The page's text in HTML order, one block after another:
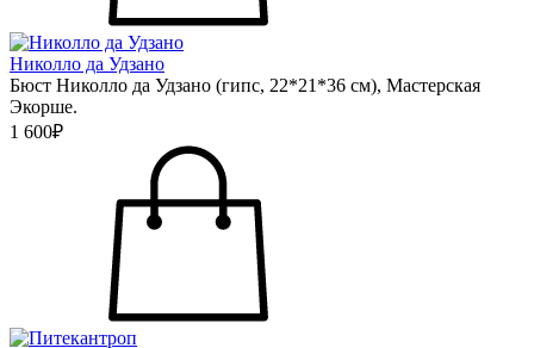
Николло да Удзано
Бюст Николло да Удзано (гипс, 22*21*36 см), Мастерская
Экорше.
1 600₽